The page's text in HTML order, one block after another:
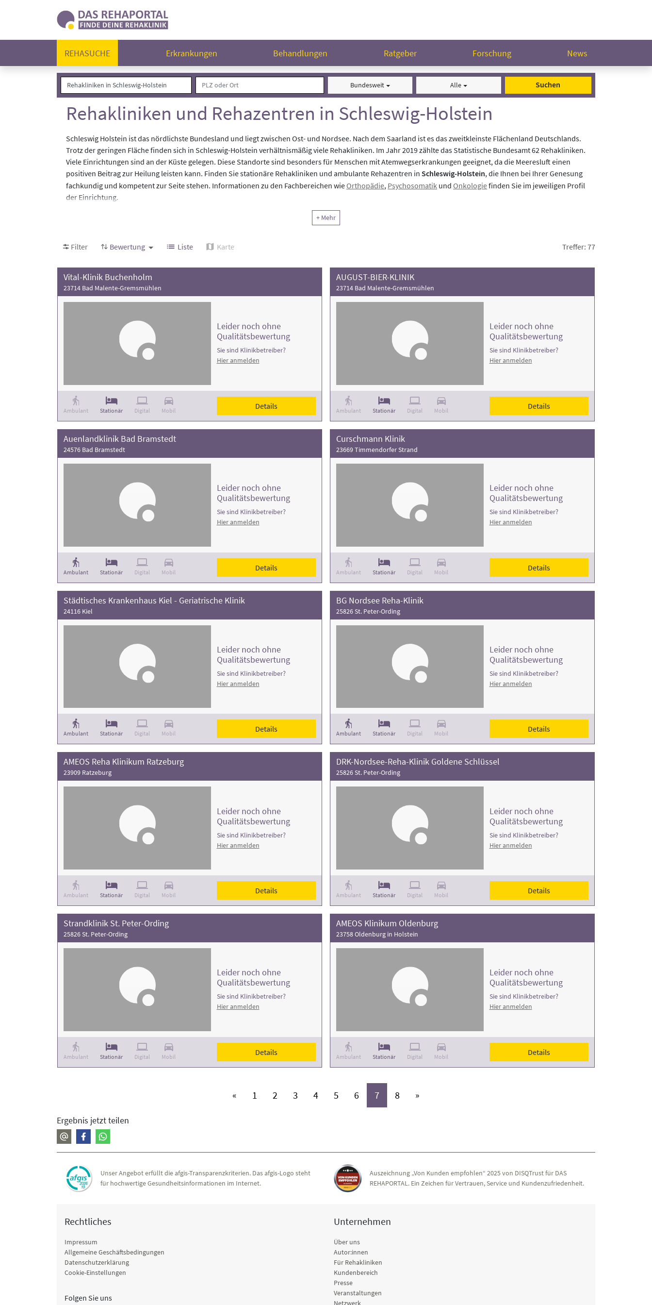
REHASUCHE Erkrankungen Behandlungen Ratgeber Forschung News
Bundesweit Alle Suchen
Rehakliniken und Rehazentren in Schleswig-Holstein
Schleswig Holstein ist das nördlichste Bundesland und liegt zwischen Ost- und Nordsee. Nach dem Saarland ist es das zweitkleinste Flächenland Deutschlands.
Trotz der geringen Fläche finden sich in Schleswig-Holstein verhältnismäßig viele Rehakliniken. Im Jahr 2019 zählte das Statistische Bundesamt 62 Rehakliniken.
Viele Einrichtungen sind an der Küste gelegen. Diese Standorte sind besonders für Menschen mit Atemwegserkrankungen geeignet, da die Meeresluft einen
positiven Beitrag zur Heilung leisten kann. Finden Sie stationäre Rehakliniken und ambulante Rehazentren in Schleswig-Holstein, die Ihnen bei Ihrer Genesung
fachkundig und kompetent zur Seite stehen. Informationen zu den Fachbereichen wie Orthopädie, Psychosomatik und Onkologiefinden Sie im jeweiligen Profil
der Einrichtung.
Achten Sie bei Ihrer Auswahl auf die Bewertung der Rehaklinik und die Anzahl der Behandlungsfälle
+ Mehr
Filter Bewertung Liste Karte Treffer: 77
Vital-Klinik Buchenholm
23714 Bad Malente-Gremsmühlen
Ambulant Stationär Digital Mobil
Leider noch ohne
Qualitätsbewertung
Sie sind Klinikbetreiber?
Hier anmelden
Details
AUGUST-BIER-KLINIK
23714 Bad Malente-Gremsmühlen
Ambulant Stationär Digital Mobil
Leider noch ohne
Qualitätsbewertung
Sie sind Klinikbetreiber?
Hier anmelden
Details
Auenlandklinik Bad Bramstedt
24576 Bad Bramstedt
Ambulant Stationär Digital Mobil
Leider noch ohne
Qualitätsbewertung
Sie sind Klinikbetreiber?
Hier anmelden
Details
Curschmann Klinik
23669 Timmendorfer Strand
Ambulant Stationär Digital Mobil
Leider noch ohne
Qualitätsbewertung
Sie sind Klinikbetreiber?
Hier anmelden
Details
Städtisches Krankenhaus Kiel - Geriatrische Klinik
24116 Kiel
Ambulant Stationär Digital Mobil
Leider noch ohne
Qualitätsbewertung
Sie sind Klinikbetreiber?
Hier anmelden
Details
BG Nordsee Reha-Klinik
25826 St. Peter-Ording
Ambulant Stationär Digital Mobil
Leider noch ohne
Qualitätsbewertung
Sie sind Klinikbetreiber?
Hier anmelden
Details
AMEOS Reha Klinikum Ratzeburg
23909 Ratzeburg
Ambulant Stationär Digital Mobil
Leider noch ohne
Qualitätsbewertung
Sie sind Klinikbetreiber?
Hier anmelden
Details
DRK-Nordsee-Reha-Klinik Goldene Schlüssel
25826 St. Peter-Ording
Ambulant Stationär Digital Mobil
Leider noch ohne
Qualitätsbewertung
Sie sind Klinikbetreiber?
Hier anmelden
Details
Strandklinik St. Peter-Ording
25826 St. Peter-Ording
Ambulant Stationär Digital Mobil
Leider noch ohne
Qualitätsbewertung
Sie sind Klinikbetreiber?
Hier anmelden
Details
AMEOS Klinikum Oldenburg
23758 Oldenburg in Holstein
Ambulant Stationär Digital Mobil
Leider noch ohne
Qualitätsbewertung
Sie sind Klinikbetreiber?
Hier anmelden
Details
« 1 (aktiv)
2 (aktiv)
3 (aktiv)
4(aktiv)
5 (aktiv)
6 (aktiv)
7 (aktiv)
8 (aktiv)
»
Ergebnis jetzt teilen
Unser Angebot erfüllt die afgis-Transparenzkriterien. Das afgis-Logo steht
für hochwertige Gesundheitsinformationen im Internet.
Auszeichnung „Von Kunden empfohlen“ 2025 von DISQTrust für DAS
REHAPORTAL. Ein Zeichen für Vertrauen, Service und Kundenzufriedenheit.
Rechtliches
Impressum
Allgemeine Geschäftsbedingungen
Datenschutzerklärung
Cookie-Einstellungen
Folgen Sie uns
Unternehmen
Über uns
Autor:innen
Für Rehakliniken
Kundenbereich
Presse
Veranstaltungen
Netzwerk